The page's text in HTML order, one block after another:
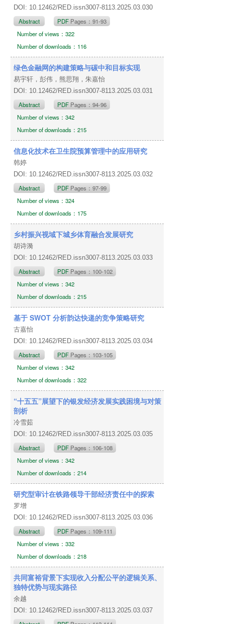
DOI: 10.12462/RED.issn3007-8113.2025.03.030
Abstract PDF Pages：91-93
Number of views：322
Number of downloads：116
绿色金融网的构建策略与碳中和目标实现
易宇轩，彭伟，熊思翔，朱嘉怡
DOI: 10.12462/RED.issn3007-8113.2025.03.031
Abstract PDF Pages：94-96
Number of views：342
Number of downloads：215
信息化技术在卫生院预算管理中的应用研究
韩婷
DOI: 10.12462/RED.issn3007-8113.2025.03.032
Abstract PDF Pages：97-99
Number of views：324
Number of downloads：175
乡村振兴视域下城乡体育融合发展研究
胡诗漪
DOI: 10.12462/RED.issn3007-8113.2025.03.033
Abstract PDF Pages：100-102
Number of views：342
Number of downloads：215
基于 SWOT 分析韵达快递的竞争策略研究
古嘉怡
DOI: 10.12462/RED.issn3007-8113.2025.03.034
Abstract PDF Pages：103-105
Number of views：342
Number of downloads：322
“十五五”展望下的银发经济发展实践困境与对策
剖析
冷雪茹
DOI: 10.12462/RED.issn3007-8113.2025.03.035
Abstract PDF Pages：106-108
Number of views：342
Number of downloads：214
研究型审计在铁路领导干部经济责任中的探索
罗增
DOI: 10.12462/RED.issn3007-8113.2025.03.036
Abstract PDF Pages：109-111
Number of views：332
Number of downloads：218
共同富裕背景下实现收入分配公平的逻辑关系、
独特优势与现实路径
余越
DOI: 10.12462/RED.issn3007-8113.2025.03.037